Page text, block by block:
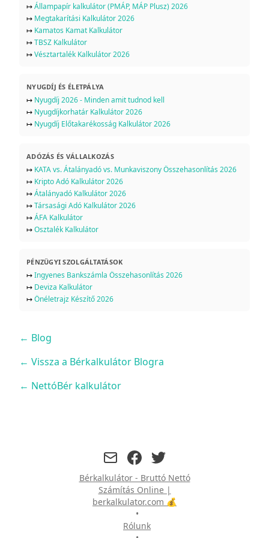
↦Állampapír kalkulátor (PMÁP, MÁP Plusz) 2026
↦ Megtakarítási Kalkulátor 2026
↦ Kamatos Kamat Kalkulátor
↦TBSZ Kalkulátor
↦Vésztartalék Kalkulátor 2026
NYUGDÍJ ÉS ÉLETPÁLYA
↦ Nyugdíj 2026 - Minden amit tudnod kell
↦ Nyugdíjkorhatár Kalkulátor 2026
↦ Nyugdíj Előtakarékosság Kalkulátor 2026
ADÓZÁS ÉS VÁLLALKOZÁS
↦ KATA vs. Átalányadó vs. Munkaviszony Összehasonlítás 2026
↦ Kripto Adó Kalkulátor 2026
↦Átalányadó Kalkulátor 2026
↦Társasági Adó Kalkulátor 2026
↦ÁFA Kalkulátor
↦Osztalék Kalkulátor
PÉNZÜGYI SZOLGÁLTATÁSOK
↦Ingyenes Bankszámla Összehasonlítás 2026
↦ Deviza Kalkulátor
↦Önéletrajz Készítő 2026
← Blog
← Vissza a Bérkalkulátor Blogra
← NettóBér kalkulátor
facebooktwitter
Bérkalkulátor - Bruttó Nettó
Számítás Online |
berkalkulator.com 💰
•
Rólunk